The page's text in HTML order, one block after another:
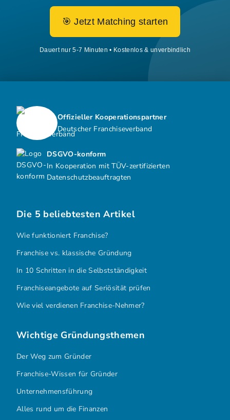
🎯 Jetzt Matching starten
Dauert nur 5-7 Minuten • Kostenlos & unverbindlich
DSGVO-konform
In Kooperation mit TÜV-zertifizierten
Datenschutzbeauftragten
Offizieller Kooperationspartner
Deutscher Franchiseverband
Die 5 beliebtesten Artikel
Wie funktioniert Franchise?
Franchise vs. klassische Gründung
In 10 Schritten in die Selbstständigkeit
Franchiseangebote auf Seriösität prüfen
Wie viel verdienen Franchise-Nehmer?
Wichtige Gründungsthemen
Der Weg zum Gründer
Franchise-Wissen für Gründer
Unternehmensführung
Alles rund um die Finanzen